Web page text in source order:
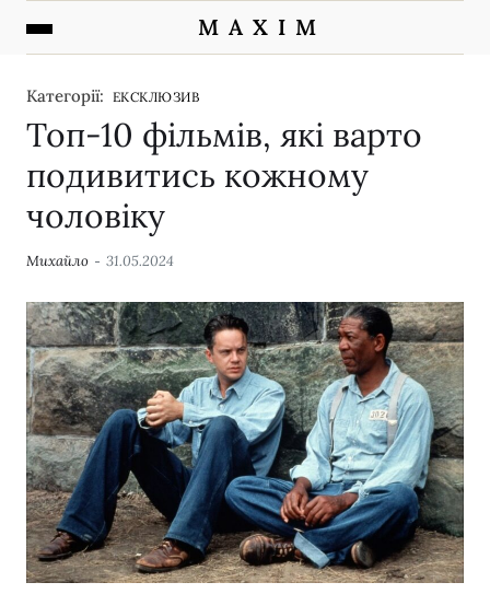
M A X I M
Категорії: ЕКСКЛЮЗИВ
Топ-10 фільмів, які варто
подивитись кожному
чоловіку
Михайло 31.05.2024